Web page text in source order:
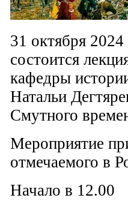
31 октября
состоится
кафедры
Натальи
Смутного
Мероприятие
отмечаемого в
Начало в